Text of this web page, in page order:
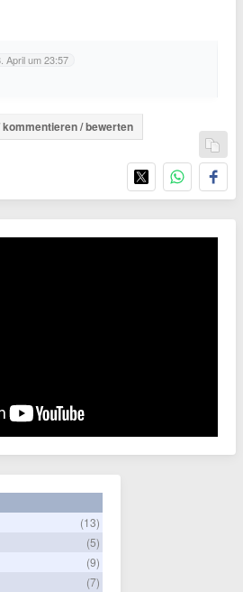
April um 23:57
kommentieren / bewerten
(13)
(5)
(9)
(7)